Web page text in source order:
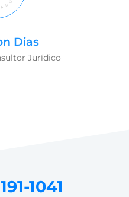
Dias
Jurídico
1041